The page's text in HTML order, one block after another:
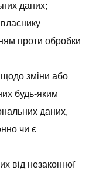
даних;
проти обробки
зміни або
будь-яким
даних,
чи є
від незаконної